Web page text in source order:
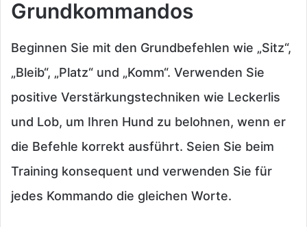
Grundkommandos
Beginnen Sie mit den Grundbefehlen wie „Sitz“,
„Bleib“, „Platz“ und „Komm“. Verwenden Sie
positive Verstärkungstechniken wie Leckerlis
und Lob, um Ihren Hund zu belohnen, wenn er
die Befehle korrekt ausführt. Seien Sie beim
Training konsequent und verwenden Sie für
jedes Kommando die gleichen Worte.